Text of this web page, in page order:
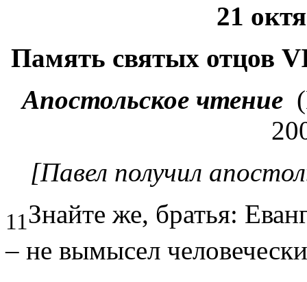
21
Память святых отцов
Апостольское чтение
[Павел получил
11Знайте же, братья:
– не вымысел